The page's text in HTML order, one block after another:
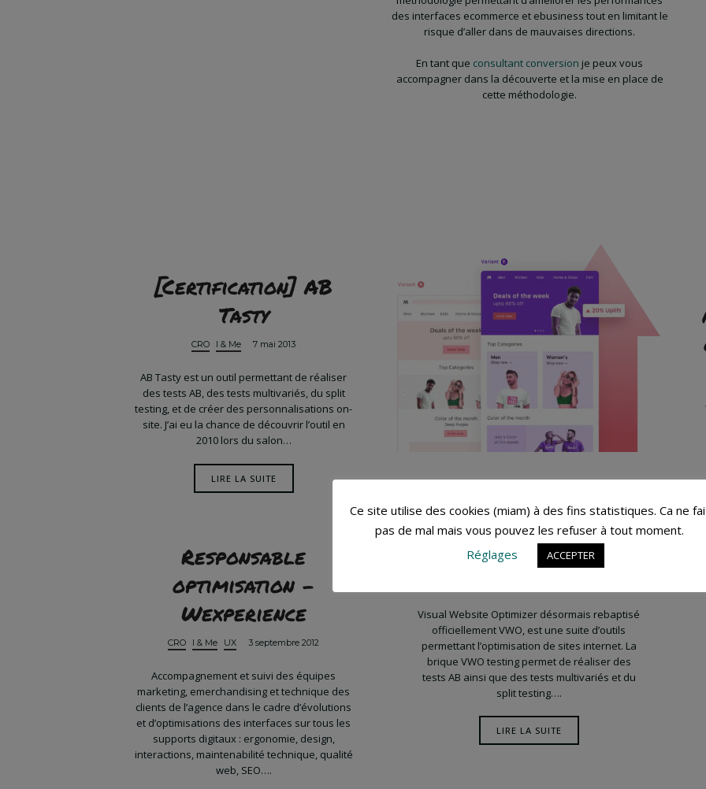
des interfaces ecommerce et ebusiness tout en limitant le
risque d’aller dans de mauvaises directions.
En tant que consultant conversion je peux vous
accompagner dans la découverte et la mise en place de
cette méthodologie.
[Certification] AB
Tasty
CRO I & Me 7 mai 2013
AB Tasty est un outil permettant de réaliser
des tests AB, des tests multivariés, du split
testing, et de créer des personnalisations on-
site. J’ai eu la chance de découvrir l’outil en
2010 lors du salon…
LIRE LA SUITE
Website Optimizer
(VWO)
Visual Website Optimizer désormais rebaptisé
officiellement VWO, est une suite d’outils
permettant l’optimisation de sites internet. La
brique VWO testing permet de réaliser des
tests AB ainsi que des tests multivariés et du
split testing….
LIRE LA SUITE
Responsable
optimisation –
Wexperience
CRO I & Me UX 3 septembre 2012
Accompagnement et suivi des équipes
marketing, emerchandising et technique des
clients de l’agence dans le cadre d’évolutions
et d’optimisations des interfaces sur tous les
supports digitaux : ergonomie, design,
interactions, maintenabilité technique, qualité
web, SEO….
Ce site utilise des cookies (miam) à des fins statistiques. Ca ne
pas de mal mais vous pouvez les refuser à tout moment.
Réglages
ACCEPTER